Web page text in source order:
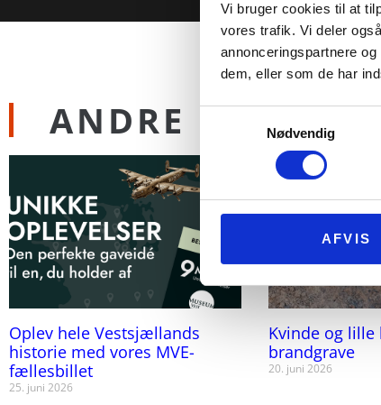
Vi bruger cookies til at
vores trafik. Vi deler
annonceringspartnere
dem, eller som de har
Nødvendig
AFVIS
ANDRE
Oplev hele Vestsjællands
historie med vores MVE-
fællesbillet
25. juni 2026
Kvinde og
brandgrave
20. juni 2026